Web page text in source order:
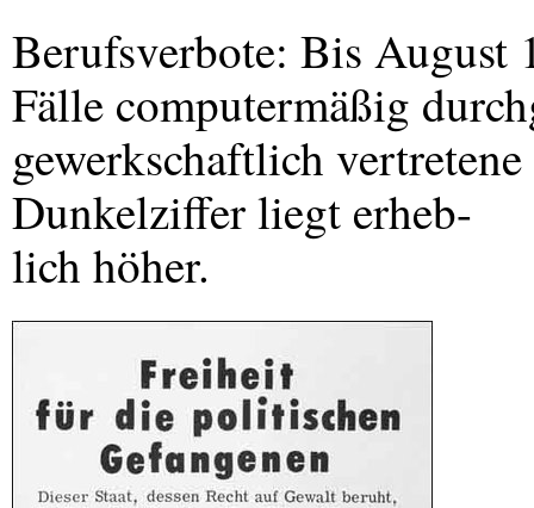
Berufsverbote: Bis August
Fälle computermäßig
gewerkschaftlich
Dunkelziffer liegt erheb-
lich höher.